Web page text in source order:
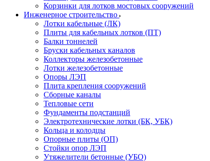
Корзинки для лотков мостовых сооружений
Инженерное строительство
Лотки кабельные (ЛК)
Плиты для кабельных лотков (ПТ)
Балки тоннелей
Бруски кабельных каналов
Коллекторы железобетонные
Лотки железобетонные
Опоры ЛЭП
Плита крепления сооружений
Сборные каналы
Тепловые сети
Фундаменты подстанций
Электротехнические лотки (БК, УБК)
Кольца и колодцы
Опорные плиты (ОП)
Стойки опор ЛЭП
Утяжелители бетонные (УБО)